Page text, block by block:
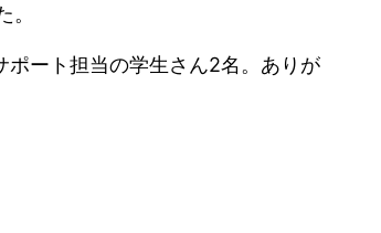
ート担当の学生さん2名。ありが